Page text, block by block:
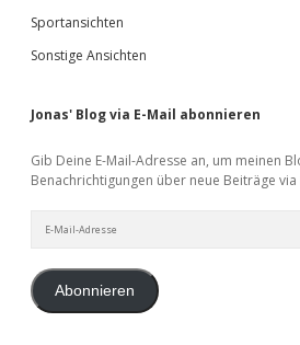
Sportansichten
Sonstige Ansichten
Jonas' Blog via E-Mail abonnieren
Gib Deine E-Mail-Adresse an, um meinen
Benachrichtigungen über neue Beiträge via
Mail-
Abonnieren